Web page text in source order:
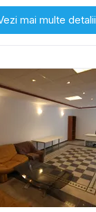
mai multe detalii